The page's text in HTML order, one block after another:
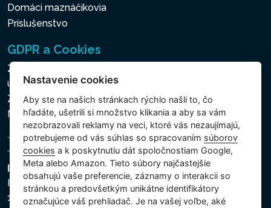
Domáci maznáčikovia
Príslušenstvo
GDPR a Cookies
Zásady ochrany osobných a ďalších spracovávaných
údajov
Zásady používania súborov cookies
Nastavenie cookies
Intex Trading, s.r.o.
Hradecká 2526/3
130 00 Praha 3
Nastavenie cookies
Aby ste na našich stránkach rýchlo našli to, čo
hľadáte, ušetrili si množstvo klikania a aby sa vám
nezobrazovali reklamy na veci, ktoré vás nezaujímajú,
potrebujeme od vás súhlas so spracovaním súborov
cookies a k poskytnutiu dát spoločnostiam Google,
Meta alebo Amazon. Tieto súbory najčastejšie
obsahujú vaše preferencie, záznamy o interakcii so
stránkou a predovšetkým unikátne identifikátory
označujúce váš prehliadač. Je na vašej voľbe, aké